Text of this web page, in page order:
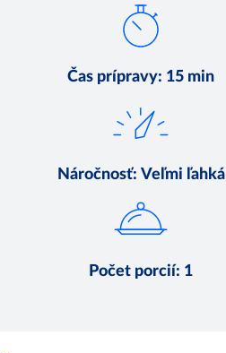
Čas prípravy: 15 min
Náročnosť: Veľmi ľahká
Počet porcií: 1